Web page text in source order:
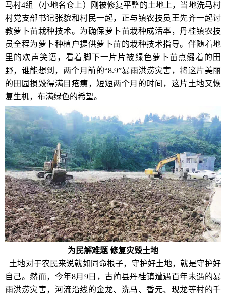
马村4组（小地名仓上）刚被修复平整的土地上，当地洗马村
村党支部书记张貌和村民一起，正与镇农技员王先齐一起讨
教萝卜苗栽种技术。为确保萝卜苗栽种成活率，丹桂镇农技
员全程为萝卜种植户提供萝卜苗的栽种技术指导。伴随着地
里的欢声笑语，看着脚下一片片被绿色萝卜苗点缀着的田
野，谁能想到，两个月前的“8.9”暴雨洪涝灾害，将这片美丽
的田园损毁得满目疮痍，短短两个月的时间，这片土地又恢
复生机，布满绿色的希望。
为民解难题 修复灾毁土地
土地对于农民来说就如同命根子，守护好土地，就是守护好
自己。然而，今年8月9日，古蔺县丹桂镇遭遇百年未遇的暴
雨洪涝灾害，河流沿线的金龙、洗马、香元、现龙等村的千